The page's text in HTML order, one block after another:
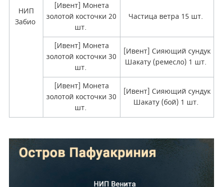
НИП
Забио
[Ивент] Монета
золотой косточки 20
шт.
Частица ветра 15 шт.
[Ивент] Монета
золотой косточки 30
шт.
[Ивент] Сияющий сундук
Шакату (ремесло) 1 шт.
[Ивент] Монета
золотой косточки 30
шт.
[Ивент] Сияющий сундук
Шакату (бой) 1 шт.